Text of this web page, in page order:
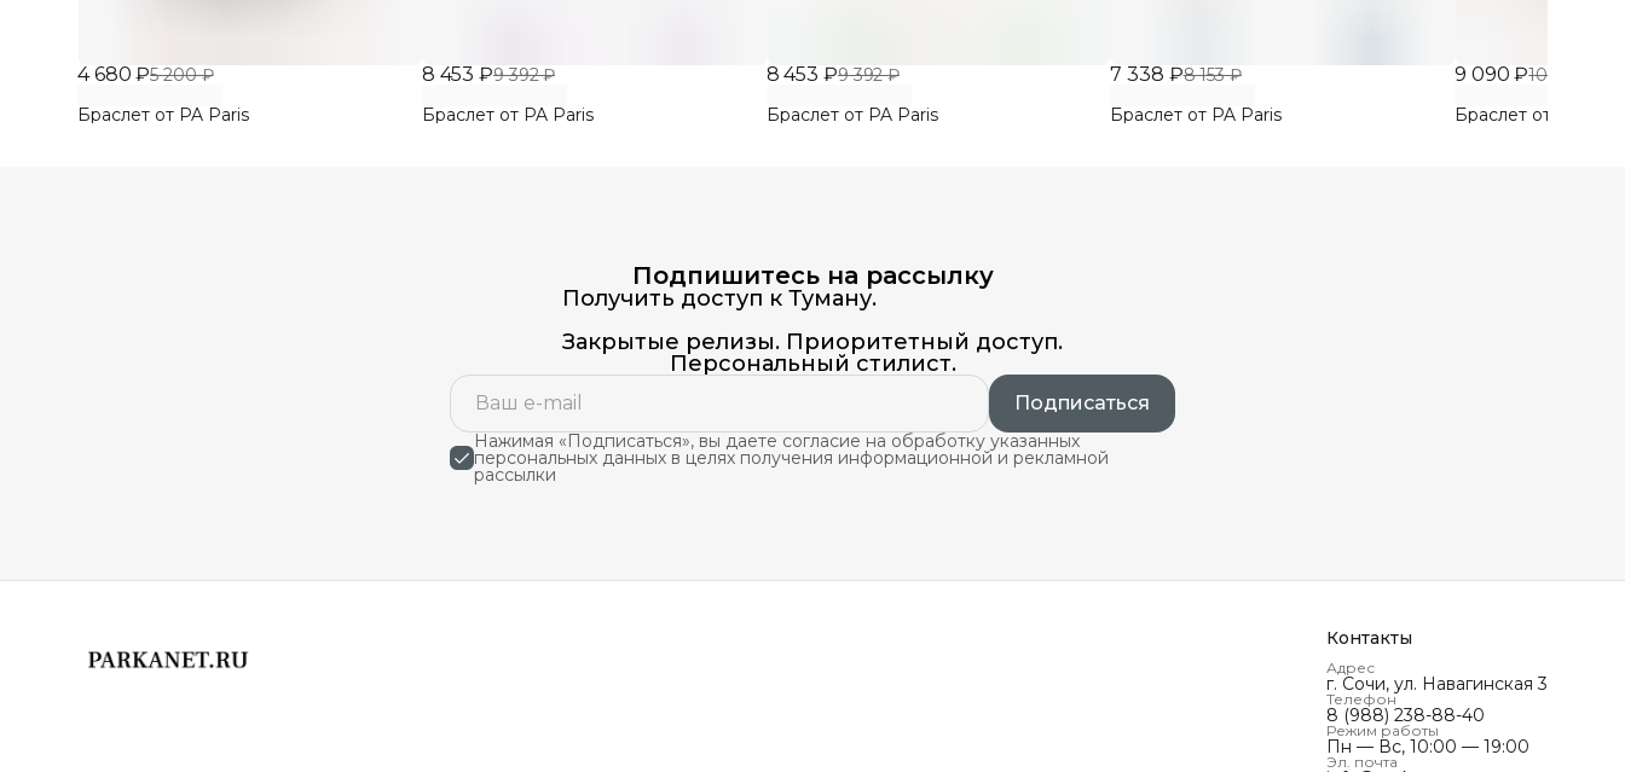
4 680 ₽5 200 ₽
Браслет от PA Paris
8 453 ₽9 392 ₽
Браслет от PA Paris
8 453 ₽9 392 ₽
Браслет от PA Paris
7 338 ₽8 153 ₽
Браслет от PA Paris
9 090 ₽10 100 ₽
Браслет от PA Paris
Подпишитесь на рассылку
Получить доступ к Туману.
Закрытые релизы. Приоритетный доступ.
Персональный стилист.
Подписаться
Нажимая «Подписаться», вы даете согласие на обработку указанных
персональных данных в целях получения информационной и рекламной
рассылки
Контакты
Адрес
г. Сочи, ул. Навагинская 3
Телефон
8 (988) 238-88-40
Режим работы
Пн — Вс, 10:00 — 19:00
Эл. почта